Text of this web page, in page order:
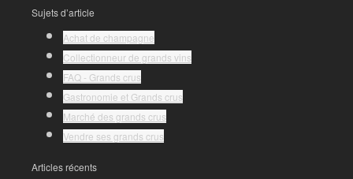
Sujets d’article
Achat de champagne
Collectionneur de grands vins
FAQ - Grands crus
Gastronomie et Grands crus
Marché des grands crus
Vendre ses grands crus
Articles récents